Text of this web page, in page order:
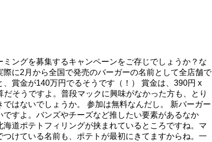
ミングを募集するキャンペーンをご存じでしょうか？な
際に2月から全国で発売のバーガーの名前として全店舗で
、賞金が140万円でるそうです（！） 賞金は、390円 x
だそうですよ。普段マックに興味がなかった方も、とり
はないでしょうか。 参加は無料なんだし。 新バーガー
ですよ。バンズやチーズなど推したい要素があるなか
海道ポテトフィリングが挟まれているところですね。マ
つけている名前も、ポテトが最初にきてますからね。一